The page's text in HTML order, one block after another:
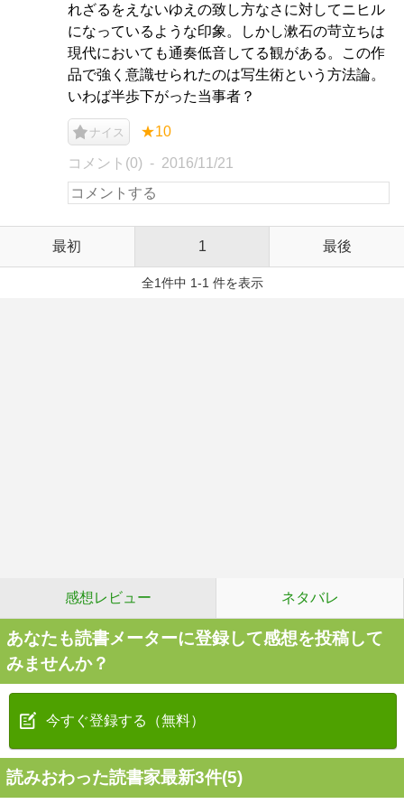
れざるをえないゆえの致し方なさに対してニヒル
になっているような印象。しかし漱石の苛立ちは
現代においても通奏低音してる観がある。この作
品で強く意識せられたのは写生術という方法論。
いわば半歩下がった当事者？
ナイス ★10
コメント(0) 2016/11/21
最初 1 最後
全1件中 1-1 件を表示
感想レビュー ネタバレ
あなたも読書メーターに登録して感想を投稿して
みませんか？
今すぐ登録する（無料）
読みおわった読書家最新3件(5)